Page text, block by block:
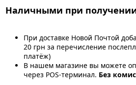
Наличными при
При доставке Новой Почтой
20 грн за перечисление
платёж)
В нашем магазине вы можете
через POS-терминал. Без